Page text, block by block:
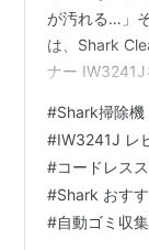
が汚れる…」
は、Shark
ナー IW3241J
バ SharkNinja
ング Amazon
ンサー搭載、
レビューしな
#Shark掃除機
#IW3241J レ
#コードレス
#Shark おす
#自動ゴミ収